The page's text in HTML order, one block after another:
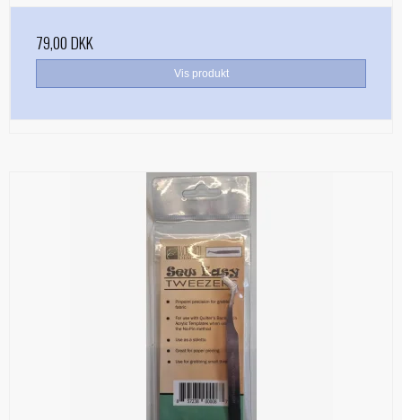
79,00 DKK
Vis produkt